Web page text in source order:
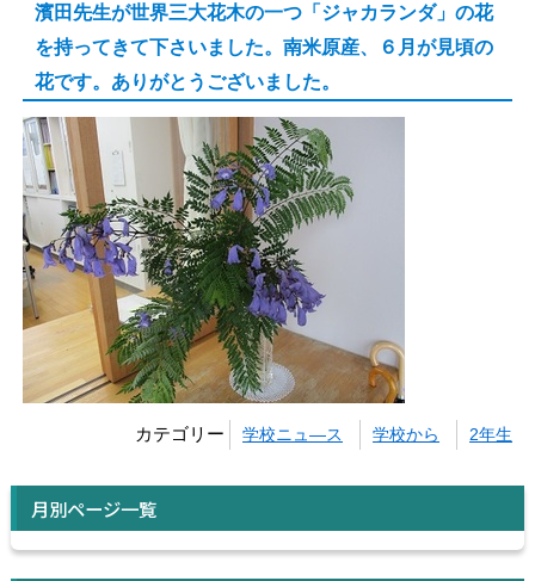
濱田先生が世界三大花木の一つ「ジャカランダ」の花
を持ってきて下さいました。南米原産、６月が見頃の
花です。ありがとうございました。
カテゴリー 学校ニュ―ス 学校から 2年生
月別ページ一覧